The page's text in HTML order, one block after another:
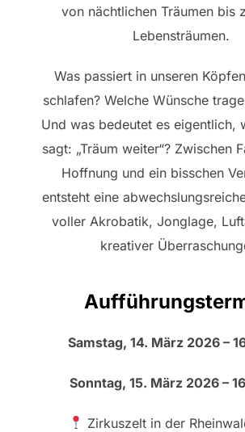
von nächtlichen Träumen bis
Lebensträumen.
Was passiert in unseren
schlafen? Welche Wünsche
Und was bedeutet es eigentlich,
sagt: „Träum weiter“? Zwischen
Hoffnung und ein bisschen
entsteht eine
voller Akrobatik, Jonglage,
kreativer
Samstag, 14. März 2026 –
Sonntag, 15. März 2026 –
Zirkuszelt in der